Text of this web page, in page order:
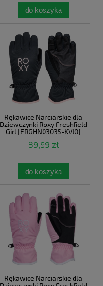
do koszyka
Rękawice Narciarskie dla
Dziewczynki Roxy Freshfield
Girl [ERGHN03035-KVJ0]
89,99 zł
do koszyka
Rękawice Narciarskie dla